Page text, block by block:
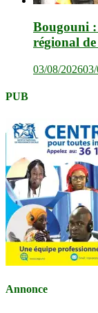
Bougouni
régional
03/08/2026
PUB
Annonce